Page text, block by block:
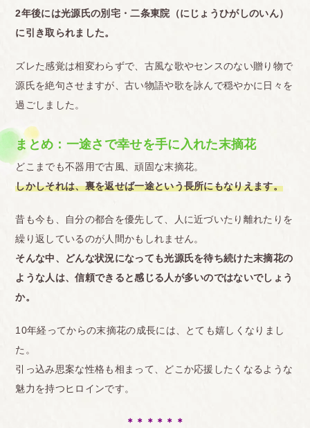
2年後には光源氏の別宅・二条東院（にじょうひがしのいん）
に引き取られました。
ズレた感覚は相変わらずで、古風な歌やセンスのない贈り物で
源氏を絶句させますが、古い物語や歌を詠んで穏やかに日々を
過ごしました。
まとめ：一途さで幸せを手に入れた末摘花
どこまでも不器用で古風、頑固な末摘花。
しかしそれは、裏を返せば一途という長所にもなりえます。
昔も今も、自分の都合を優先して、人に近づいたり離れたりを
繰り返しているのが人間かもしれません。
そんな中、どんな状況になっても光源氏を待ち続けた末摘花の
ような人は、信頼できると感じる人が多いのではないでしょう
か。
10年経ってからの末摘花の成長には、とても嬉しくなりまし
た。
引っ込み思案な性格も相まって、どこか応援したくなるような
魅力を持つヒロインです。
＊＊＊＊＊＊